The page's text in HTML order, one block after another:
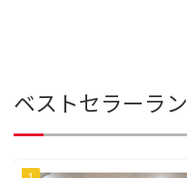
ベストセラーラ